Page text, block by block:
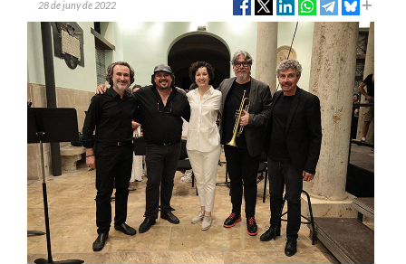
28 de juny de 2022